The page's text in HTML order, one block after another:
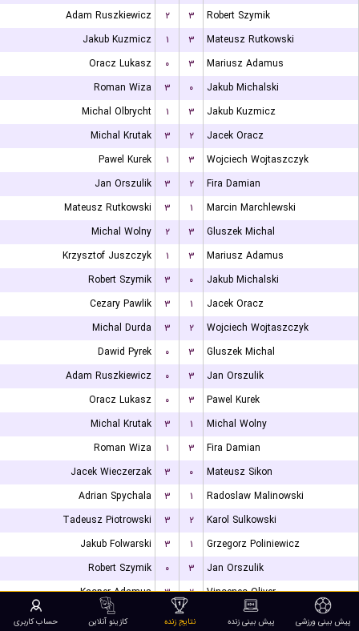
Adam Ruszkiewicz
۲ ۳
Robert Szymik
Jakub Kuzmicz
۱ ۳
Mateusz Rutkowski
Oracz Lukasz
۰ ۳
Mariusz Adamus
Roman Wiza
۳ ۰
Jakub Michalski
Michal Olbrycht
۱ ۳
Jakub Kuzmicz
Michal Krutak
۳ ۲
Jacek Oracz
Pawel Kurek
۱ ۳
Wojciech Wojtaszczyk
Jan Orszulik
۳ ۲
Fira Damian
Mateusz Rutkowski
۳ ۱
Marcin Marchlewski
Michal Wolny
۲ ۳
Gluszek Michal
Krzysztof Juszczyk
۱ ۳
Mariusz Adamus
Robert Szymik
۳ ۰
Jakub Michalski
Cezary Pawlik
۳ ۱
Jacek Oracz
Michal Durda
۳ ۲
Wojciech Wojtaszczyk
Dawid Pyrek
۰ ۳
Gluszek Michal
Adam Ruszkiewicz
۰ ۳
Jan Orszulik
Oracz Lukasz
۰ ۳
Pawel Kurek
Michal Krutak
۳ ۱
Michal Wolny
Roman Wiza
۱ ۳
Fira Damian
Jacek Wieczerzak
۳ ۰
Mateusz Sikon
Adrian Spychala
۳ ۱
Radoslaw Malinowski
Tadeusz Piotrowski
۳ ۲
Karol Sulkowski
Jakub Folwarski
۳ ۱
Grzegorz Poliniewicz
Robert Szymik
۰ ۳
Jan Orszulik
Kacper Adamus
۳ ۲
Vincenec Oliver
Michal Minda
۰ ۳ Jakub Wozniak پیش بینی ورزشی پیش بینی زنده نتایج زنده کازینو آنلاین حساب کاربری